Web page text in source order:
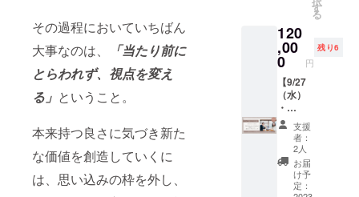
その過程においていちばん
大事なのは、
「当たり前に
とらわれず、視点を変え
る」 ということ。
本来持つ良さに気づき新た
な価値を創造していくに
は、思い込みの枠を外し、
ジェク
ト
チャッ
トのグ
ループ
に参加
いただ
く予定
です。
詳細は8
月上旬
頃メー
ルにて
住で純
粋に応
援くだ
さる方
に
は“ヒュ
ッゲの
森 近隣
ガイド
マッ
プ”、“
ヒュッ
ゲの森
ブラン
宿着）
※小淵沢
駅まで
の交通
費は各
自でご
負担く
ださ
い。 ※
宿泊は
ついて
おりま
せんの
8月23日
（水）-
24日
（木）
費・
ディ
ナー込
み ＜主
催メン
バー＞
村本
彩：
irodori
社
Growup
代表取
締役
﨑本 正
俊 【﨑
本 正俊
さんプ
フィー
ル】
長女起
業家プ
！普段
はセミ
ナーか
会員制
でしか
体験で
きな
い、ひ
さよさ
んの作
るお料
理を直
伝にレ
ベント
の拡充
に利用
してほ
しい」
と純粋
に応援
した
い！と
思って
くださ
る方へ
感謝の
ヒュッ
ゲの森
に宿泊
して質
の高い
対話の
パワー
を体験
する1泊
2日の少
人数合
宿型企
画で
生を変
革させ
ていく
濃密
コーチ
ング合
宿 ＊
9/20
ヒュッ
ゲの森
誕生秘
話トー
す
る
120
,00
0 円
残り6
【9/27
（水）
・
28（木
）】8名
限定！
宿泊型
合宿
（小淵
支援
者：
2人
お届
け予
定：